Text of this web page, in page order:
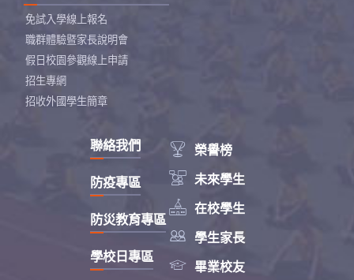
免試入學線上報名
職群體驗暨家長說明會
假日校園參觀線上申請
招生專網
招收外國學生簡章
 榮譽榜
 未來學生
 在校學生
 學生家長
 畢業校友
聯絡我們
防疫專區
防災教育專區
學校日專區